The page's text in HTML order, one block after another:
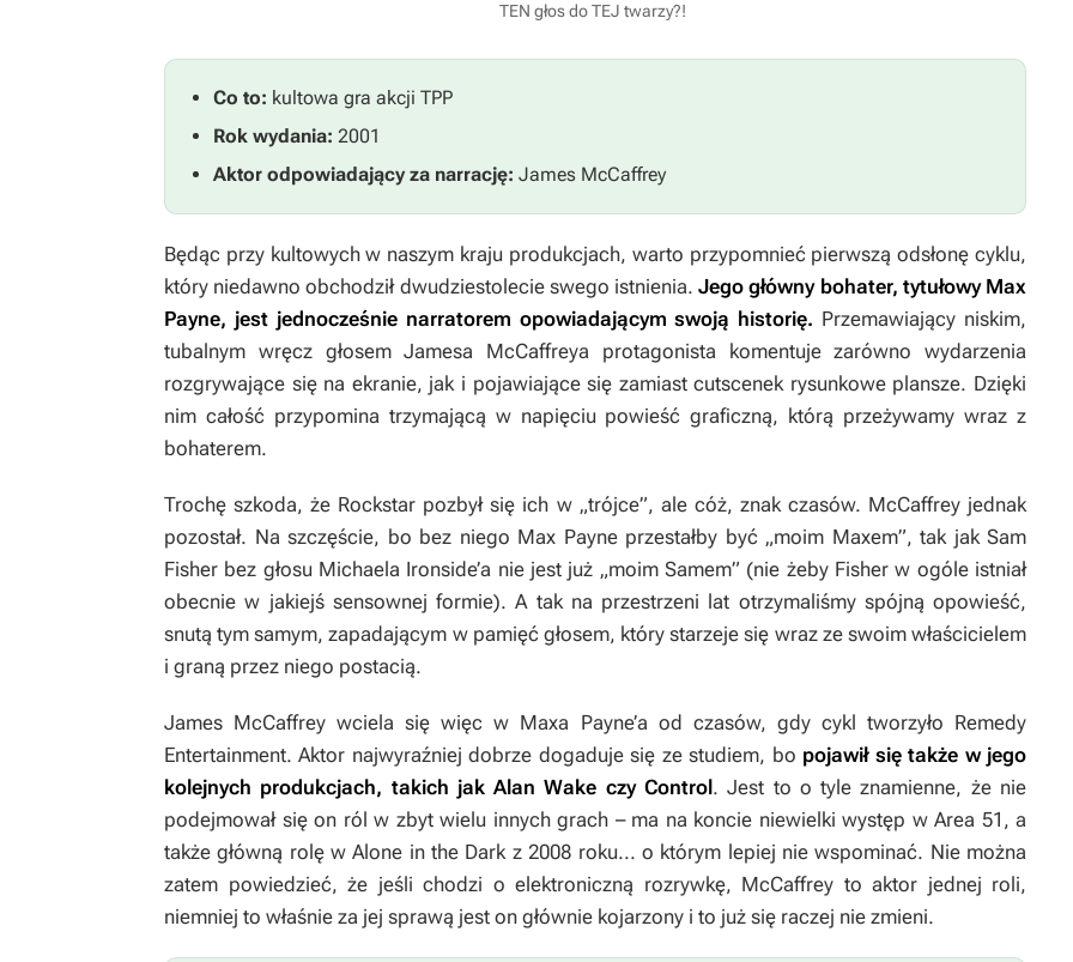
TEN głos do TEJ twarzy?!
Co to: kultowa gra akcji TPP
Rok wydania: 2001
Aktor odpowiadający za narrację: James McCaffrey
Będąc przy kultowych w naszym kraju produkcjach, warto przypomnieć pierwszą odsłonę cyklu,
który niedawno obchodził dwudziestolecie swego istnienia.Jego główny bohater, tytułowy Max
Payne, jest jednocześnie narratorem opowiadającym swoją historię. Przemawiający niskim,
tubalnym wręcz głosem Jamesa McCaffreya protagonista komentuje zarówno wydarzenia
rozgrywające się na ekranie, jak i pojawiające się zamiast cutscenek rysunkowe plansze. Dzięki
nim całość przypomina trzymającą w napięciu powieść graficzną, którą przeżywamy wraz z
bohaterem.
Trochę szkoda, że Rockstar pozbył się ich w „trójce”, ale cóż, znak czasów. McCaffrey jednak
pozostał. Na szczęście, bo bez niego Max Payne przestałby być „moim Maxem”, tak jak Sam
Fisher bez głosu Michaela Ironside’a nie jest już „moim Samem” (nie żeby Fisher w ogóle istniał
obecnie w jakiejś sensownej formie). A tak na przestrzeni lat otrzymaliśmy spójną opowieść,
snutą tym samym, zapadającym w pamięć głosem, który starzeje się wraz ze swoim właścicielem
i graną przez niego postacią.
James McCaffrey wciela się więc w Maxa Payne’a od czasów, gdy cykl tworzyło Remedy
Entertainment. Aktor najwyraźniej dobrze dogaduje się ze studiem, bo pojawił się także w jego
kolejnych produkcjach, takich jakAlan Wake czyControl. Jest to o tyle znamienne, że nie
podejmował się on ról w zbyt wielu innych grach – ma na koncie niewielki występ w Area 51 , a
także główną rolę wAlone in the Darkz 2008 roku... o którym lepiej nie wspominać. Nie można
zatem powiedzieć, że jeśli chodzi o elektroniczną rozrywkę, McCaffrey to aktor jednej roli,
niemniej to właśnie za jej sprawą jest on głównie kojarzony i to już się raczej nie zmieni.